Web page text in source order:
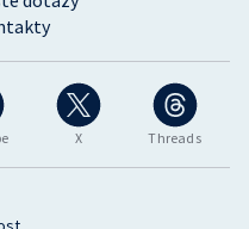
X Threads